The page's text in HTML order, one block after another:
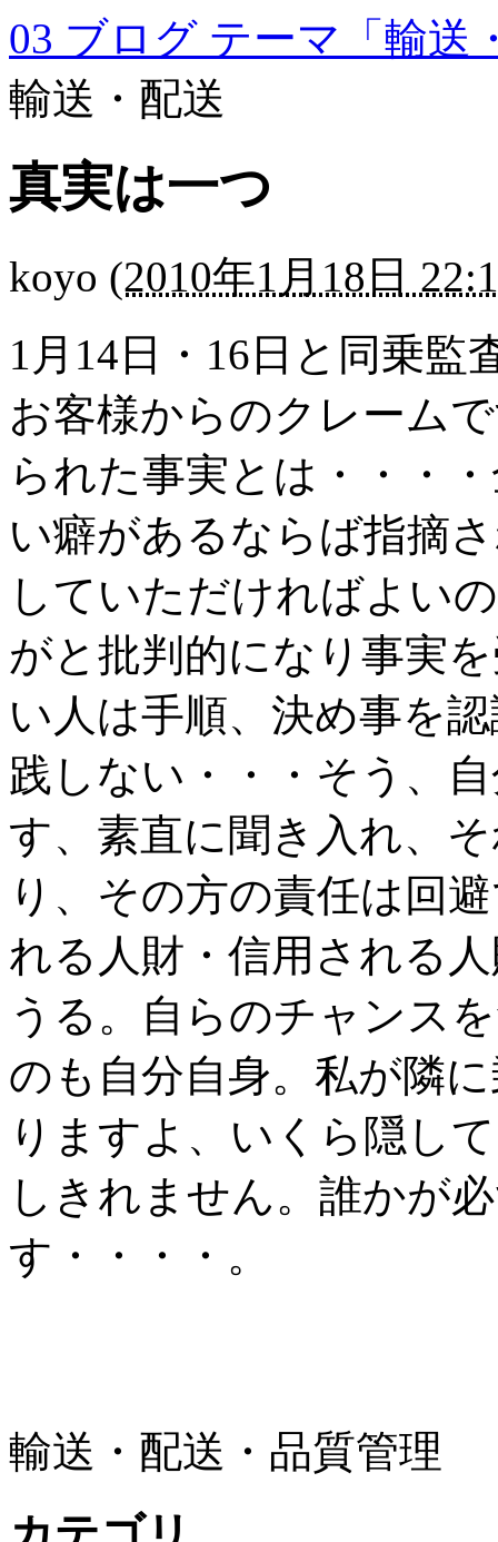
03 ブログ テーマ「輸送
輸送・配送
真実は一つ
koyo (2010年1月18日
1月14日・16日と同乗
お客様からのクレーム
られた事実とは・・・
い癖があるならば指摘
していただければよい
がと批判的になり事実
い人は手順、決め事を
践しない・・・そう、
す、素直に聞き入れ、
り、その方の責任は回
れる人財・信用される
うる。自らのチャンス
のも自分自身。私が隣
りますよ、いくら隠し
しきれません。誰かが
す・・・・。
輸送・配送・品質管理